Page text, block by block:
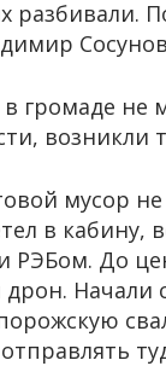
в громаде
мусор
в кабину,
РЭБом. До
Начали